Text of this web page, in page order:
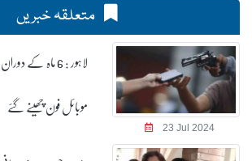
متعلقہ خبریں
23 Jul 2024
موبائل فون چھینے گئے